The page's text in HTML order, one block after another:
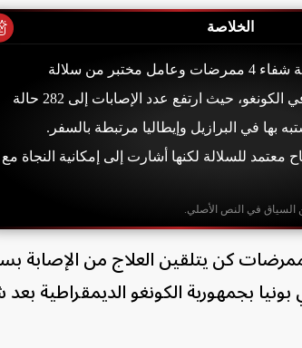
الخلاصة
أعلنت منظمة الصحة العالمية شفاء 4 ممرضات وعامل مختبر من سلالة
"بونديبوجيو" لفيروس إيبولا في الكونغو، حيث ارتفع عدد الإصابات إلى 282 حالة
بها في البرازيل وإيطاليا مرتبطة بالسفر.
للسلالة لكنها أشارت إلى إمكانية النجاة مع
في النص الأصلي.
إن 4 ممرضات كن يتلقين العلاج من
بجمهورية الكونغو الديمقراطية